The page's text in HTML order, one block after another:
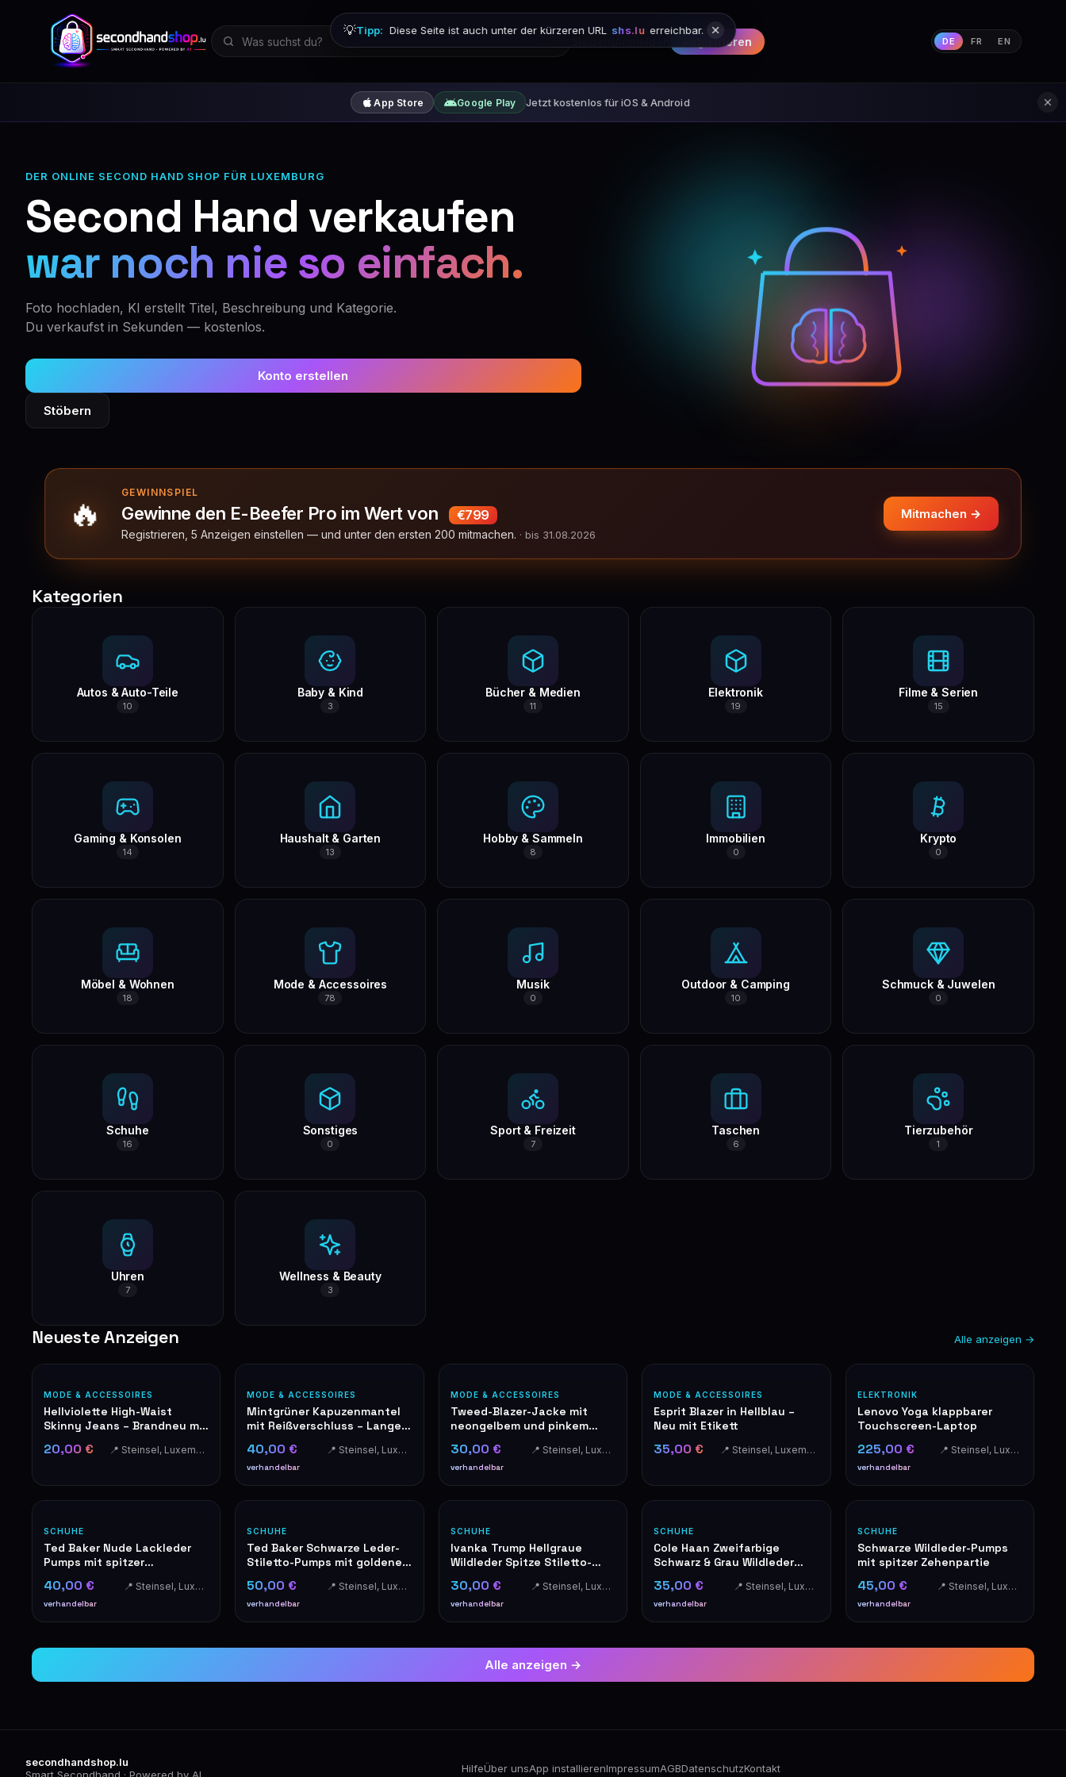
Registrieren DE FR EN
💡Tipp: Diese Seite ist auch unter der kürzeren URL shs.lu erreichbar.
App Store Google Play Jetzt kostenlos für iOS & Android
DER ONLINE SECOND HAND SHOP FÜR LUXEMBURG
Second Hand verkaufen
war noch nie so einfach.
Foto hochladen, KI erstellt Titel, Beschreibung und Kategorie.
Du verkaufst in Sekunden — kostenlos.
Konto erstellen
Stöbern
🔥 GEWINNSPIEL
Gewinne den E-Beefer Pro im Wert von €799
Registrieren, 5 Anzeigen einstellen — und unter den ersten 200 mitmachen. · bis 31.08.2026
Mitmachen →
Kategorien
Autos & Auto-Teile
10
Baby & Kind
3
Bücher & Medien
11
Elektronik
19
Filme & Serien
15
Gaming & Konsolen
14
Haushalt & Garten
13
Hobby & Sammeln
8
Immobilien
0
Krypto
0
Möbel & Wohnen
18
Mode & Accessoires
78
Musik
0
Outdoor & Camping
10
Schmuck & Juwelen
0
Schuhe
16
Sonstiges
0
Sport & Freizeit
7
Taschen
6
Tierzubehör
1
Uhren
7
Wellness & Beauty
3
Neueste Anzeigen Alle anzeigen →
MODE & ACCESSOIRES
Hellviolette High-Waist
Skinny Jeans – Brandneu mit
20,00 € 📍 Steinsel, Luxembourg
MODE & ACCESSOIRES
Mintgrüner Kapuzenmantel
mit Reißverschluss – Langer
40,00 €
verhandelbar
📍 Steinsel, Luxembourg
MODE & ACCESSOIRES
Tweed-Blazer-Jacke mit
neongelbem und pinkem
30,00 €
verhandelbar
📍 Steinsel, Luxembourg
MODE & ACCESSOIRES
Esprit Blazer in Hellblau –
Neu mit Etikett
35,00 € 📍 Steinsel, Luxembourg
ELEKTRONIK
Lenovo Yoga klappbarer
Touchscreen-Laptop
225,00 €
verhandelbar
📍 Steinsel, Luxembourg
SCHUHE
Ted Baker Nude Lackleder
Pumps mit spitzer
und goldenen Details
40,00 €
verhandelbar
📍 Steinsel, Luxembourg
SCHUHE
Ted Baker Schwarze Leder-
Stiletto-Pumps mit goldenem
50,00 €
verhandelbar
📍 Steinsel, Luxembourg
SCHUHE
Ivanka Trump Hellgraue
Wildleder Spitze Stiletto-
30,00 €
verhandelbar
📍 Steinsel, Luxembourg
SCHUHE
Cole Haan Zweifarbige
Schwarz & Grau Wildleder
35,00 €
verhandelbar
📍 Steinsel, Luxembourg
SCHUHE
Schwarze Wildleder-Pumps
mit spitzer Zehenpartie
45,00 €
verhandelbar
📍 Steinsel, Luxembourg
Alle anzeigen →
secondhandshop.lu
HilfeÜber unsApp installierenImpressumAGBDatenschutzKontakt